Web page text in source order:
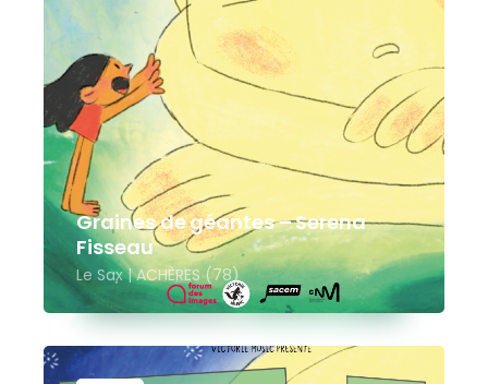
Graines de géantes – Serena
Fisseau
Le Sax | ACHÈRES (78)